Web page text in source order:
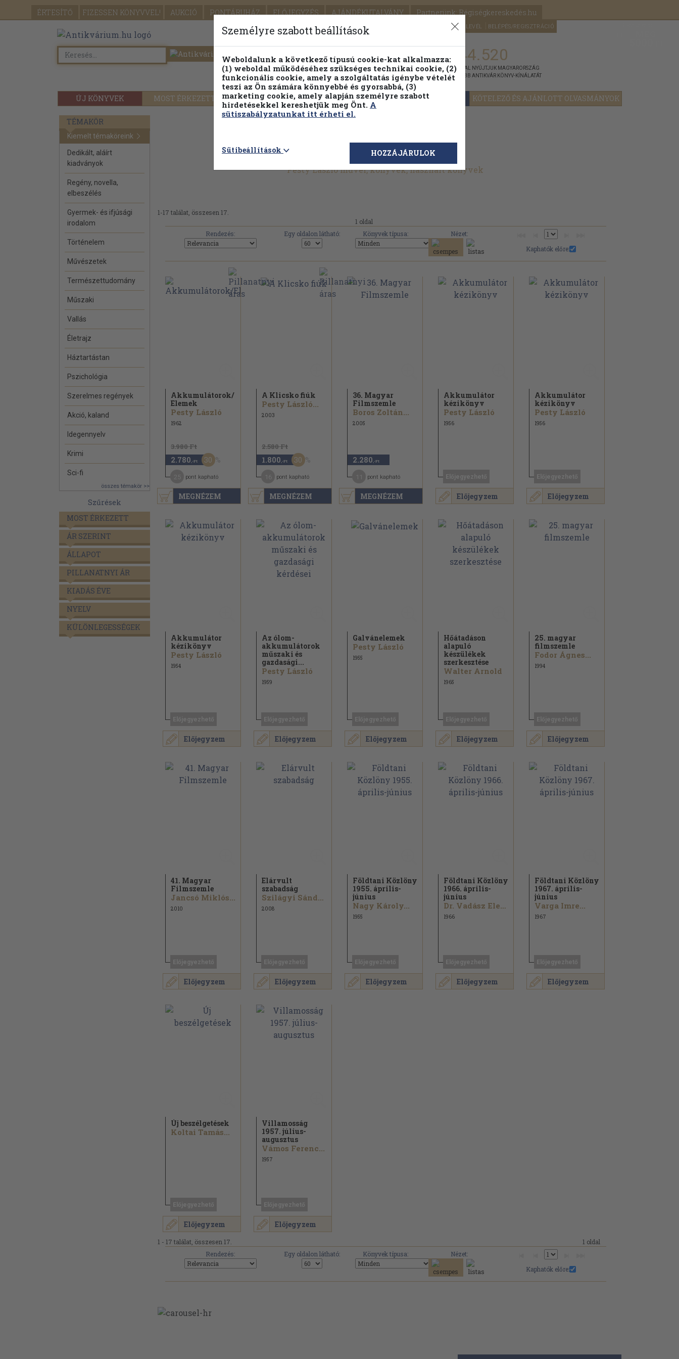
ÉRTESÍTŐ FIZESSEN KÖNYVVEL! AUKCIÓ PONTÁRUHÁZ ELŐJEGYZÉS AJÁNDÉKUTALVÁNY Partnerünk: Régiségkereskedés.hu
SEGÍTSÉG HÍRLEVÉL BELÉPÉS/REGISZTRÁCIÓ
ÚJ KÖNYVEK MOST ÉRKEZETT PILLANATNYI ÁRAINK FENNTARTHATÓ OLVASMÁNYOK KÖTELEZŐ ÉS AJÁNLOTT OLVASMÁNYOK
Részletes kereső Témaköri fa 1.144.520
KIADVÁNNYAL NYÚJTJUK MAGYARORSZÁG
LEGNAGYOBB ANTIKVÁR KÖNYV-KÍNÁLATÁT
TÉMAKÖR
Kiemelt témaköreink
Dedikált, aláírt
kiadványok
Regény, novella,
elbeszélés
Gyermek- és ifjúsági
irodalom
Történelem
Művészetek
Természettudomány
Műszaki
Vallás
Életrajz
Háztartástan
Pszichológia
Szerelmes regények
Akció, kaland
Idegennyelv
Krimi
Sci-fi
összes témakör >>
Szűrések
MOST ÉRKEZETT
ÁR SZERINT
ÁLLAPOT
PILLANATNYI ÁR
KIADÁS ÉVE
NYELV
KÜLÖNLEGESSÉGEK
Pesty László művei, könyvek, használt könyvek
1-17 találat, összesen 17.
1 oldal
Rendezés:
Egy oldalon látható: Könyvek típusa:
Nézet:
Kaphatók előre:
MEGNÉZEM
Akkumulátorok/
Elemek
Pesty László
1962
3.980 Ft
2.780 ,-Ft 30
pont kapható
MEGNÉZEM
A Klicsko fiúk
Pesty László...
2003
2.580 Ft
1.800 ,-Ft 30
pont kapható
MEGNÉZEM
36. Magyar
Filmszemle
Boros Zoltán...
2005
2.280 ,-Ft
pont kapható
Előjegyzem
Akkumulátor
kézikönyv
Pesty László
1956
Előjegyzem
Akkumulátor
kézikönyv
Pesty László
1956
Előjegyzem
Akkumulátor
kézikönyv
Pesty László
1954
Előjegyzem
Az ólom-
akkumulátorok
műszaki és
gazdasági...
Pesty László
1959
Előjegyzem
Galvánelemek
Pesty László
1955
Előjegyzem
Hőátadáson
alapuló
készülékek
szerkesztése
Walter Arnold
1965
Előjegyzem
25. magyar
filmszemle
Fodor Ágnes...
1994
Előjegyzem
41. Magyar
Filmszemle
Jancsó Miklós...
2010
Előjegyzem
Elárvult
szabadság
Szilágyi Sándor...
2008
Előjegyzem
Földtani Közlöny
1955. április-
június
Nagy Károly...
1955
Előjegyzem
Földtani Közlöny
1966. április-
június
Dr. Vadász Elemér...
1966
Előjegyzem
Földtani Közlöny
1967. április-
június
Varga Imre...
1967
Előjegyzem
Új beszélgetések
Koltai Tamás...
Előjegyzem
Villamosság
1957. július-
augusztus
Vámos Ferenc...
1957
1 - 17 találat, összesen 17.
1 oldal
Rendezés:
Egy oldalon látható: Könyvek típusa:
Nézet:
Kaphatók előre:
Személyre szabott beállítások
Weboldalunk a következő típusú cookie-kat alkalmazza:
(1) weboldal működéséhez szükséges technikai cookie, (2)
funkcionális cookie, amely a szolgáltatás igénybe vételét
teszi az Ön számára könnyebbé és gyorsabbá, (3)
marketing cookie, amely alapján személyre szabott
hirdetésekkel kereshetjük meg Önt. A
sütiszabályzatunkat itt érheti el.
Sütibeállítások HOZZÁJÁRULOK